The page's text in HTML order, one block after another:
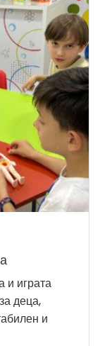
и играта
деца,
и